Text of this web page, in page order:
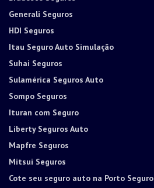
Generali Seguros
HDI Seguros
Itau Seguro Auto Simulação
Suhai Seguros
Sulamérica Seguros Auto
Sompo Seguros
Ituran com Seguro
Liberty Seguros Auto
Mapfre Seguros
Mitsui Seguros
Cote seu seguro auto na Porto Seguro